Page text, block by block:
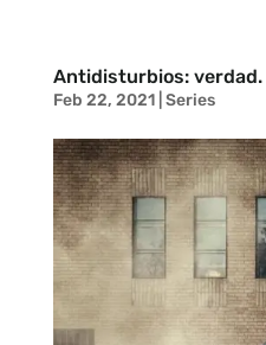
Antidisturbios: verdad.
Feb 22, 2021| Series